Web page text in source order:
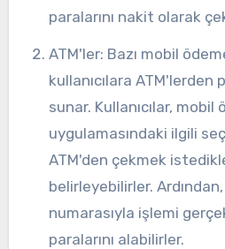
paralarını nakit olarak
ATM'ler: Bazı mobil ödeme uygulamaları,
kullanıcılara ATM'lerden
sunar. Kullanıcılar, mobil
uygulamasındaki ilgili
ATM'den çekmek
belirleyebilirler.
numarasıyla işlemi
paralarını alabilirler.